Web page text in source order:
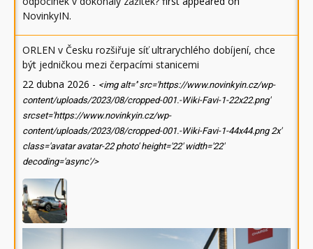
NovinkyIN.
ORLEN v Česku rozšiřuje síť ultrarychlého dobíjení, chce
být jedničkou mezi čerpacími stanicemi
22 dubna 2026 - <img alt='' src='https://www.novinkyin.cz/wp-
content/uploads/2023/08/cropped-001.-Wiki-Favi-1-22x22.png'
srcset='https://www.novinkyin.cz/wp-
content/uploads/2023/08/cropped-001.-Wiki-Favi-1-44x44.png 2x'
class='avatar avatar-22 photo' height='22' width='22'
decoding='async'/>